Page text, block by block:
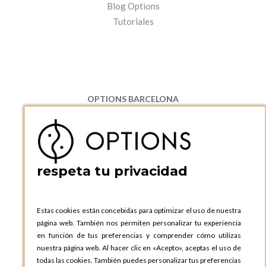
Blog Options
Tutoriales
OPTIONS BARCELONA
08130 Santa Perpetua de Moguda, Barcelona
ESPAñA
Teléfono:
+34 935 724 041
OPTIONS BARCELONA SHOWROOM
ESPAñA
Teléfono:+34 935 724 041
OPTIONS MADRID
C. Lucio Emilio Cándido, 6,
respeta tu privacidad
Estas cookies están concebidas para optimizar el uso de nuestra
página web. También nos permiten personalizar tu experiencia
en función de tus preferencias y comprender cómo utilizas
nuestra página web. Al hacer clic en «Acepto», aceptas el uso de
todas las cookies. También puedes personalizar tus preferencias